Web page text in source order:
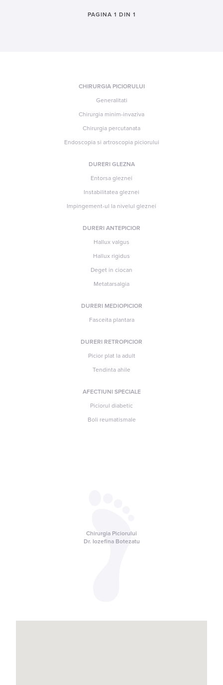
PAGINA 1 DIN 1
CHIRURGIA PICIORULUI
Generalitati
Chirurgia minim-invaziva
Chirurgia percutanata
Endoscopia si artroscopia piciorului
DURERI GLEZNA
Entorsa gleznei
Instabilitatea gleznei
Impingement-ul la nivelul gleznei
DURERI ANTEPICIOR
Hallux valgus
Hallux rigidus
Deget in ciocan
Metatarsalgia
DURERI MEDIOPICIOR
Fasceita plantara
DURERI RETROPICIOR
Picior plat la adult
Tendinta ahile
AFECTIUNI SPECIALE
Piciorul diabetic
Boli reumatismale
Chirurgia Piciorului
Dr. Iozefina Botezatu